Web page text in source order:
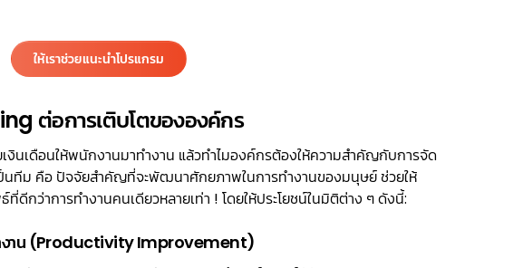
ให้เราช่วยแนะนำโปรแกรม
ต่อการเติบโตขององค์กร
เงินเดือนให้พนักงานมาทำงาน แล้วทำไมองค์กรต้องให้ความสำคัญกับการจัด
นทีม คือ ปัจจัยสำคัญที่จะพัฒนาศักยภาพในการทำงานของมนุษย์ ช่วยให้
ดีกว่าการทำงานคนเดียวหลายเท่า ! โดยให้ประโยชน์ในมิติต่าง ๆ ดังนี้:
ทำงาน (Productivity Improvement)